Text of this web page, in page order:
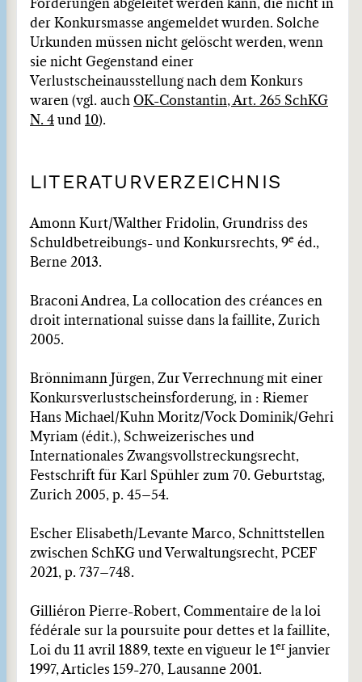
Forderungen abgeleitet werden kann, die nicht in
der Konkursmasse angemeldet wurden. Solche
Urkunden müssen nicht gelöscht werden, wenn
sie nicht Gegenstand einer
Verlustscheinausstellung nach dem Konkurs
waren (vgl. auch OK-Constantin, Art. 265 SchKG
N. 4 und 10).
LITERATURVERZEICHNIS
Amonn Kurt/Walther Fridolin, Grundriss des
Schuldbetreibungs- und Konkursrechts, 9e éd.,
Berne 2013.
Braconi Andrea, La collocation des créances en
droit international suisse dans la faillite, Zurich
2005.
Brönnimann Jürgen, Zur Verrechnung mit einer
Konkursverlustscheinsforderung, in : Riemer
Hans Michael/Kuhn Moritz/Vock Dominik/Gehri
Myriam (édit.), Schweizerisches und
Internationales Zwangsvollstreckungsrecht,
Festschrift für Karl Spühler zum 70. Geburtstag,
Zurich 2005, p. 45–54.
Escher Elisabeth/Levante Marco, Schnittstellen
zwischen SchKG und Verwaltungsrecht, PCEF
2021, p. 737–748.
Gilliéron Pierre-Robert, Commentaire de la loi
fédérale sur la poursuite pour dettes et la faillite,
Loi du 11 avril 1889, texte en vigueur le 1er janvier
1997, Articles 159-270, Lausanne 2001.